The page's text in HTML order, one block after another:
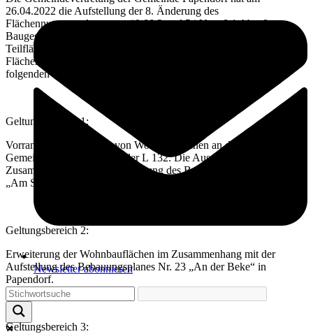
Newsletter abonnieren
26.04.2022 die Aufstellung der 8. Änderung des
Flächennutzungsplanes gemäß §§ 2 und 5 i.V.m. § 1 Abs. 8
Baugesetzbuch (BauGB) beschlossen. Die Änderung umfasst 4
Teilflächen (s. Übersichtsplan) des wirksamen
Flächennutzungsplanes in der Fassung der 7. Änderung mit
folgenden Planungszielen:
Geltungsbereich 1:
Vorrangige Ausweisung von Wohnbauflächen an der nördlichen
Gemeindegrenze, westlich der L 132. Die Ausweisung erfolgt im
Zusammenhang mit der Aufstellung des Bebauungsplanes Nr. 24
„Am Schwanen-Soll“.
Geltungsbereich 2:
Erweiterung der Wohnbauflächen im Zusammenhang mit der
Aufstellung des Bebauungsplanes Nr. 23 „An der Beke“ in
Papendorf.
Geltungsbereich 3: